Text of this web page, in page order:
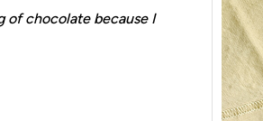
of chocolate because I